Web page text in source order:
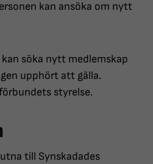
kan ansöka om nytt
söka nytt medlemskap
upphört att gälla.
styrelse.
till Synskadades